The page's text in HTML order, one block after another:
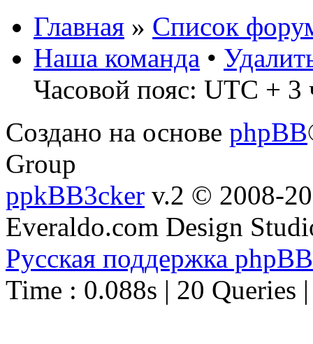
Главная » Список
Наша команда •
Часовой пояс: UTC + 3
Создано на основе phpBB
Group
ppkBB3cker v.2 © 2008-
Everaldo.com Design
Русская поддержка phpBB
Time : 0.088s | 20 Queries